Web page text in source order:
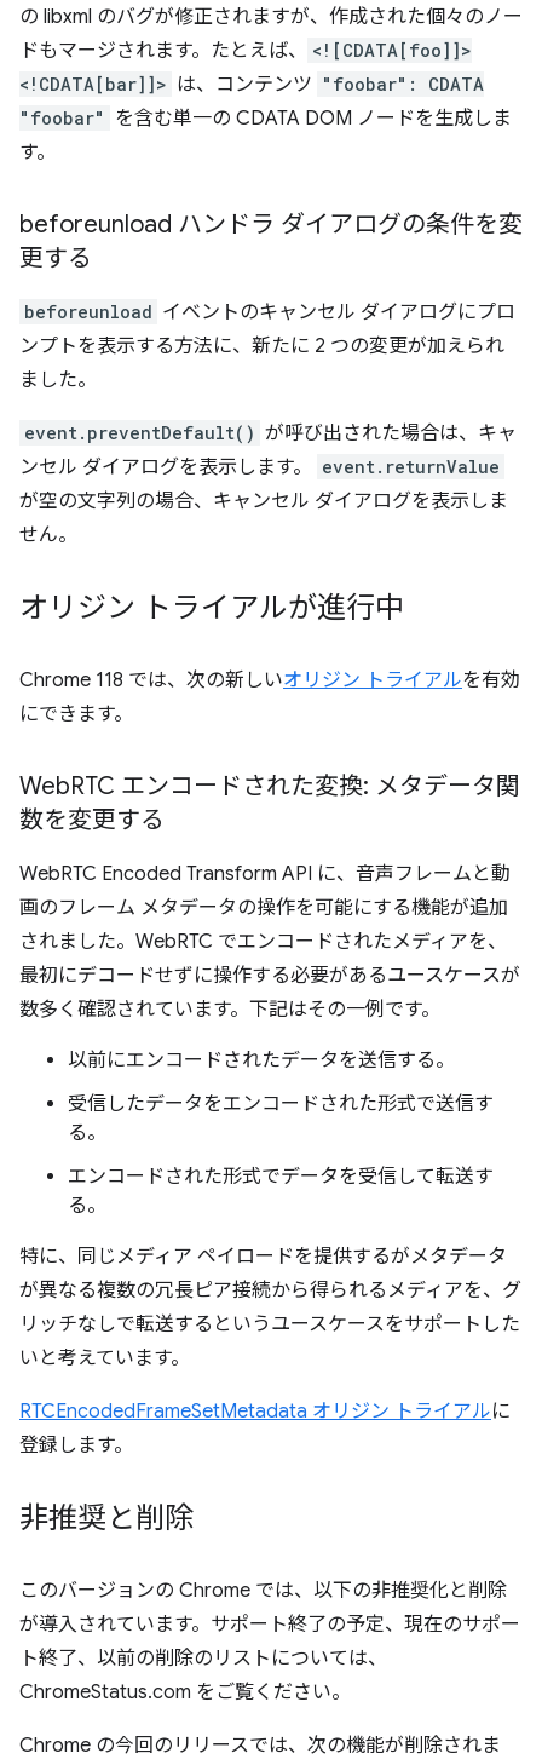
の libxml のバグが修正されますが、作成された個々のノー
ドもマージされます。たとえば、
<![CDATA[foo]]>
<!CDATA[bar]]> は、コンテンツ "foobar": CDATA
"foobar"
を含む単一の CDATA DOM ノードを生成しま
す。
beforeunload ハンドラ ダイアログの条件を変
更する
beforeunload イベントのキャンセル ダイアログにプロ
ンプトを表示する方法に、新たに 2 つの変更が加えられ
ました。
event.preventDefault() が呼び出された場合は、キャ
ンセル ダイアログを表示します。
event.returnValue
が空の文字列の場合、キャンセル ダイアログを表示しま
せん。
オリジン トライアルが進行中
Chrome 118 では、次の新しいオリジン トライアルを有効
にできます。
WebRTC エンコードされた変換: メタデータ関
数を変更する
WebRTC Encoded Transform API に、音声フレームと動
画のフレーム メタデータの操作を可能にする機能が追加
されました。WebRTC でエンコードされたメディアを、
最初にデコードせずに操作する必要があるユースケースが
数多く確認されています。下記はその一例です。
以前にエンコードされたデータを送信する。
受信したデータをエンコードされた形式で送信す
る。
エンコードされた形式でデータを受信して転送す
る。
特に、同じメディア ペイロードを提供するがメタデータ
が異なる複数の冗長ピア接続から得られるメディアを、グ
リッチなしで転送するというユースケースをサポートした
いと考えています。
RTCEncodedFrameSetMetadata オリジン トライアルに
登録します。
非推奨と削除
このバージョンの Chrome では、以下の非推奨化と削除
が導入されています。サポート終了の予定、現在のサポー
ト終了、以前の削除のリストについては、
ChromeStatus.com をご覧ください。
Chrome の今回のリリースでは、次の機能が削除されま